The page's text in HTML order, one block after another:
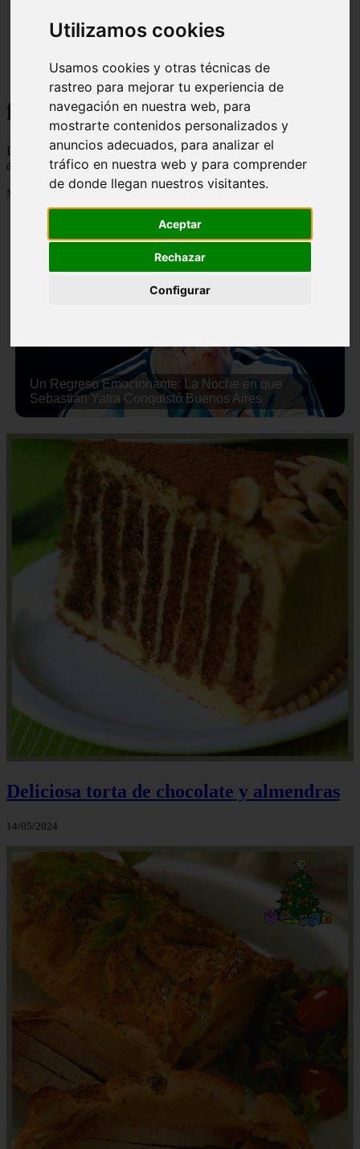
Utilizamos cookies
Usamos cookies y otras técnicas de
rastreo para mejorar tu experiencia de
navegación en nuestra web, para
mostrarte contenidos personalizados y
anuncios adecuados, para analizar el
tráfico en nuestra web y para comprender
de donde llegan nuestros visitantes.
Aceptar
Rechazar
Configurar
facha
Descubre todas las noticias de la categoría facha. Artículos
actualizados y contenido de calidad en imagenestop.net.
Mostrando 1441 - 1464 de 1586 artículos
Valentina Ferrer se pronunció tras su detención en
filtros de seguridad en concierto de J Balvin; la
escena se volvió viral
Deliciosa torta de chocolate y almendras
14/05/2024